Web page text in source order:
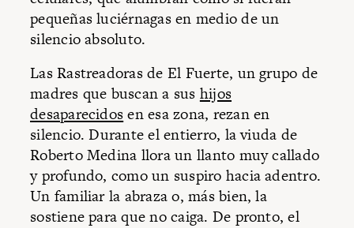
pequeñas luciérnagas en medio de un
silencio absoluto.
Las Rastreadoras de El Fuerte, un grupo de
madres que buscan a sus hijos
desaparecidosen esa zona, rezan en
silencio. Durante el entierro, la viuda de
Roberto Medina llora un llanto muy callado
y profundo, como un suspiro hacia adentro.
Un familiar la abraza o, más bien, la
sostiene para que no caiga. De pronto, el